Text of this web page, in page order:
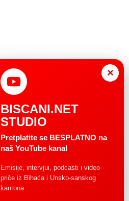
×
BISCANI.NET
STUDIO
Pretplatite se BESPLATNO na
naš YouTube kanal
Emisije, intervjui, podcasti i video
priče iz Bihaća i Unsko-sanskog
kantona.